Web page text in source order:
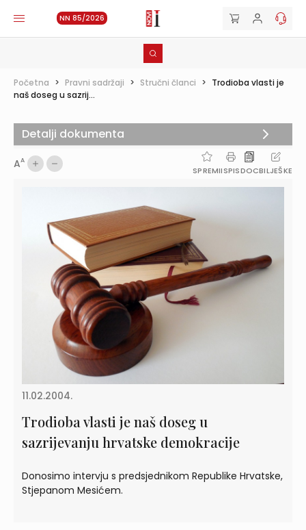
NN 85/2026
Početna > Pravni sadržaji > Stručni članci > Trodioba vlasti je
naš doseg u sazrij...
AA
SPREMIISPISDOCBILJEŠKE
11.02.2004.
Trodioba vlasti je naš doseg u
sazrijevanju hrvatske demokracije
Donosimo intervju s predsjednikom Republike Hrvatske,
Stjepanom Mesićem.
Detalji dokumenta